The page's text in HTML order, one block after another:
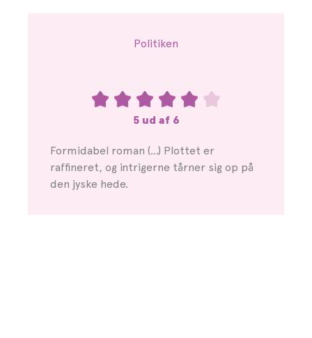
Politiken
5 ud af 6
Formidabel roman (…) Plottet er
raffineret, og intrigerne tårner sig op på
den jyske hede.